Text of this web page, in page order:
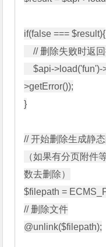
if(false === $result){
    // 删除失败时返回提示信息
    $api->load('fun')->json(0 , $api->load('table')-
>getError());
}
// 开始删除生成静
（如果有分页附件
数去删除）
$filepath =
// 删除文件
@unlink($filepath);